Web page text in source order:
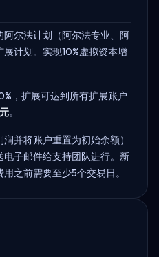
尔法计划（阿尔法专业、阿
计划。实现10%虚拟资本增
，扩展可达到所有扩展账户
。
并将账户重置为初始余额）
子邮件给支持团队进行。新
之前需要至少5个交易日。